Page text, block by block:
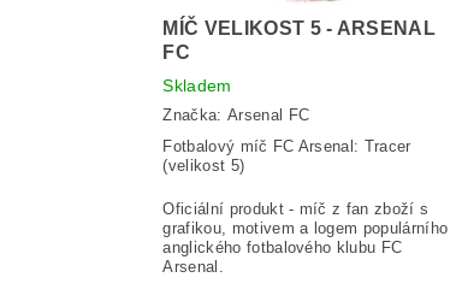
MÍČ VELIKOST 5 - ARSENAL
FC
Skladem
Značka: Arsenal FC
Fotbalový míč FC Arsenal: Tracer
(velikost 5)
Oficiální produkt - míč z fan zboží s
grafikou, motivem a logem populárního
anglického fotbalového klubu FC
Arsenal.